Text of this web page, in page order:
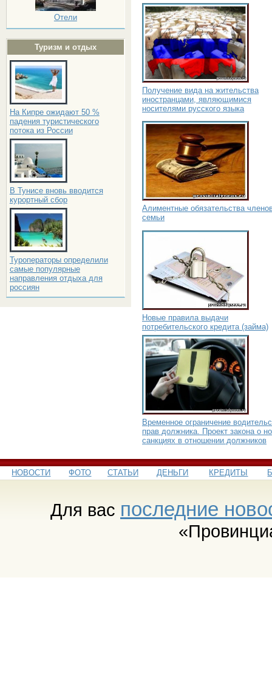
Отели
Туризм и отдых
На Кипре ожидают 50 %
падения туристического
потока из России
В Тунисе вновь вводится
курортный сбор
Туроператоры определили
самые популярные
направления отдыха для
россиян
Получение вида на жительства
иностранцами, являющимися
носителями русского языка
Алиментные обязательства
семьи
Новые правила выдачи
потребительского кредита (займа)
Временное ограничение
прав должника. Проект закона о
санкциях в отношении должников
НОВОСТИ ФОТО СТАТЬИ ДЕНЬГИ КРЕДИТЫ
Для вас последние